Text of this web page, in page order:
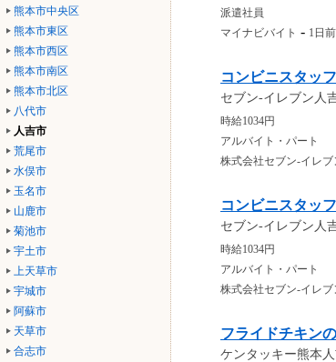
熊本市中央区
熊本市東区
熊本市西区
熊本市南区
熊本市北区
八代市
人吉市
荒尾市
水俣市
玉名市
山鹿市
菊池市
宇土市
上天草市
宇城市
阿蘇市
天草市
合志市
派遣社員
マイナビバイト - 1日前
コンビニスタッフ
セブン-イレブン人
時給1034円
アルバイト・パート
株式会社セブン-イレブ
コンビニスタッフ
セブン-イレブン人
時給1034円
アルバイト・パート
株式会社セブン-イレブ
フライドチキン
ケンタッキー熊本